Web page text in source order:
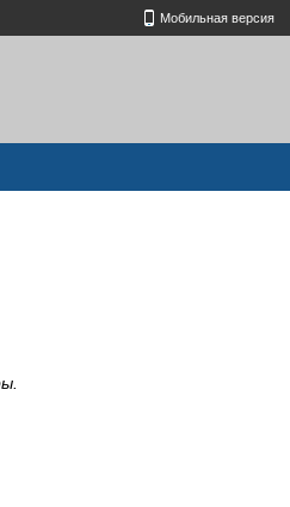
Мобильная версия